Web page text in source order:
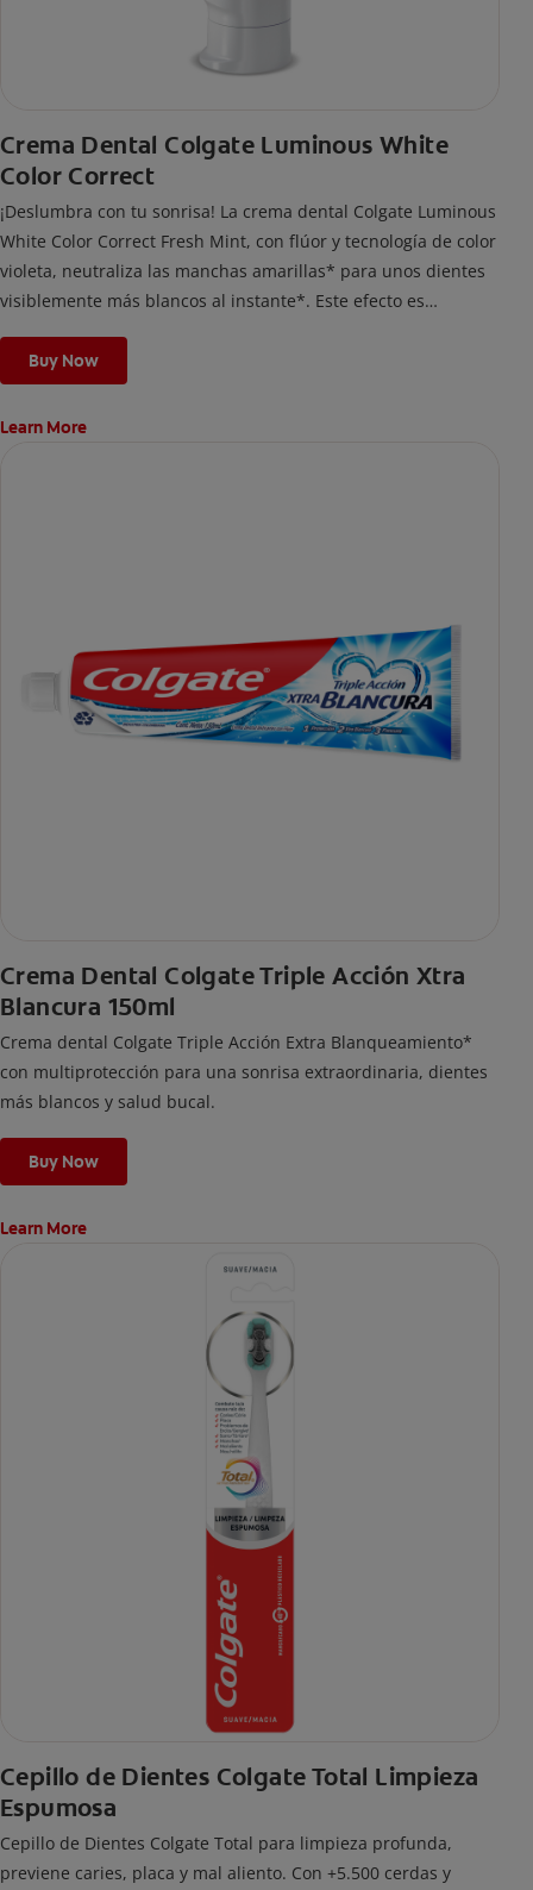
Crema Dental Colgate Luminous White
Color Correct
¡Deslumbra con tu sonrisa! La crema dental Colgate Luminous
White Color Correct Fresh Mint, con flúor y tecnología de color
violeta, neutraliza las manchas amarillas* para unos dientes
visiblemente más blancos al instante*. Este efecto es
protege el esmalte dental.
*El efecto es temporal.
Buy Now
Learn More
Crema Dental Colgate Triple Acción Xtra
Blancura 150ml
Crema dental Colgate Triple Acción Extra Blanqueamiento*
con multiprotección para una sonrisa extraordinaria, dientes
más blancos y salud bucal.
Buy Now
Learn More
Cepillo de Dientes Colgate Total Limpieza
Espumosa
Cepillo de Dientes Colgate Total para limpieza profunda,
previene caries, placa y mal aliento. Con +5.500 cerdas y